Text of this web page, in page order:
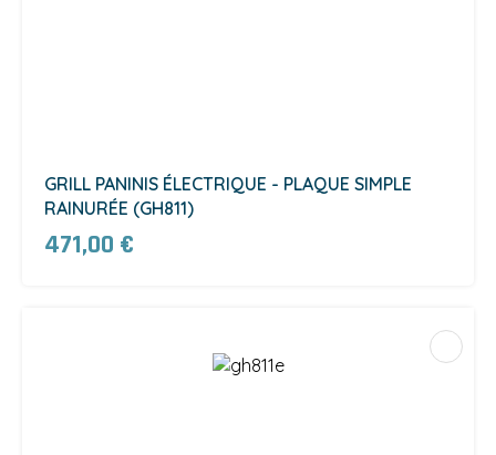
GRILL PANINIS ÉLECTRIQUE - PLAQUE SIMPLE
RAINURÉE (GH811)
471,00 €